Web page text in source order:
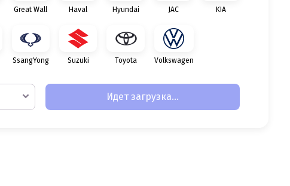
Great Wall Haval Hyundai JAC KIA
SsangYong Suzuki Toyota Volkswagen
Идет загрузка...